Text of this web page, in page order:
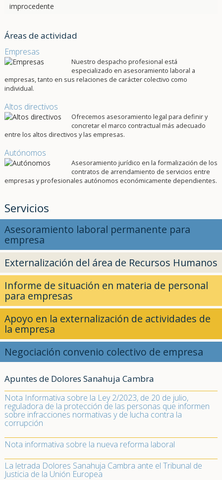
Áreas de actividad
Empresas
Nuestro despacho profesional está
especializado en asesoramiento laboral a
empresas, tanto en sus relaciones de carácter colectivo como
individual.
Altos directivos
Ofrecemos asesoramiento legal para definir y
concretar el marco contractual más adecuado
entre los altos directivos y las empresas.
Autónomos
Asesoramiento jurídico en la formalización de los
contratos de arrendamiento de servicios entre
empresas y profesionales autónomos económicamente dependientes.
Servicios
Asesoramiento laboral permanente para
empresa
Externalización del área de Recursos Humanos
Informe de situación en materia de personal
para empresas
Apoyo en la externalización de actividades de
la empresa
Negociación convenio colectivo de empresa
Apuntes de Dolores Sanahuja Cambra
Nota Informativa sobre la Ley 2/2023, de 20 de julio,
reguladora de la protección de las personas que informen
sobre infracciones normativas y de lucha contra la
corrupción
Nota informativa sobre la nueva reforma laboral
La letrada Dolores Sanahuja Cambra ante el Tribunal de
Justicia de la Unión Europea